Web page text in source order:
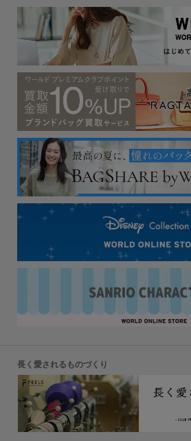
長く愛されるものづくり